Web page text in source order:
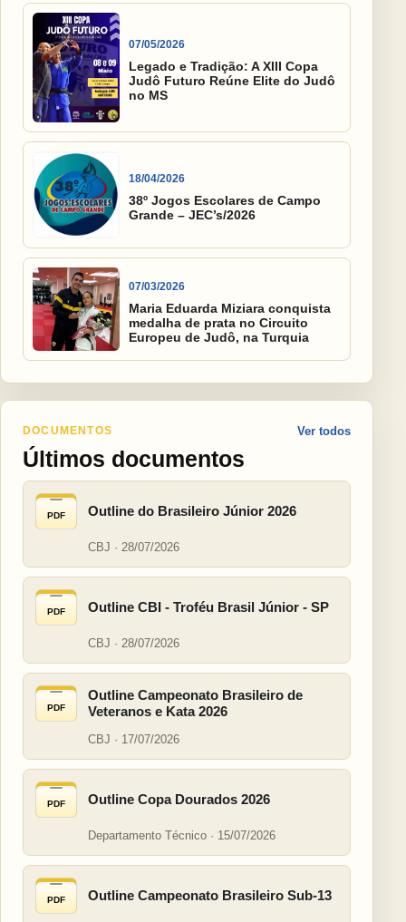
07/05/2026
Legado e Tradição: A XIII Copa
Judô Futuro Reúne Elite do Judô
no MS
18/04/2026
38º Jogos Escolares de Campo
Grande – JEC’s/2026
07/03/2026
Maria Eduarda Miziara conquista
medalha de prata no Circuito
Europeu de Judô, na Turquia
DOCUMENTOS
Últimos documentos
Ver todos
PDF Outline do Brasileiro Júnior 2026
CBJ · 28/07/2026
PDF Outline CBI - Troféu Brasil Júnior - SP
CBJ · 28/07/2026
PDF
Outline Campeonato Brasileiro de
Veteranos e Kata 2026
CBJ · 17/07/2026
PDF Outline Copa Dourados 2026
Departamento Técnico · 15/07/2026
PDF Outline Campeonato Brasileiro Sub-13